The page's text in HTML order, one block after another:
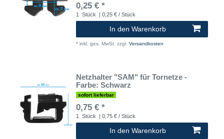
0,25 € *
1 Stück | 0,25 € / Stück
In den Warenkorb
* inkl. ges. MwSt. zzgl. Versandkosten
Netzhalter "SAM" für Tornetze -
Farbe: Schwarz
sofort lieferbar
0,75 € *
1 Stück | 0,75 € / Stück
In den Warenkorb